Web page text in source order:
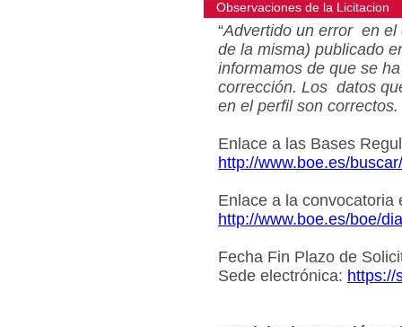
Observaciones de la Licitacion
“Advertido un error en el
de la misma) publicado
informamos de que se
corrección. Los datos
en el perfil son correctos.
Enlace a las Bases
http://www.boe.es/
Enlace a la convocatoria
http://www.boe.es/boe/
Fecha Fin Plazo de
Sede electrónica: https://